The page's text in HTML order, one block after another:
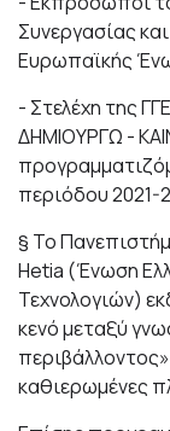
Συνεργασίας
Ευρωπαϊκής
- Στελέχη της
ΔΗΜΙΟΥΡΓΩ -
περιόδου 2021-
§ Το
Hetia (Ένωση
Τεχνολογιών)
κενό μεταξύ
καθιερωμένες